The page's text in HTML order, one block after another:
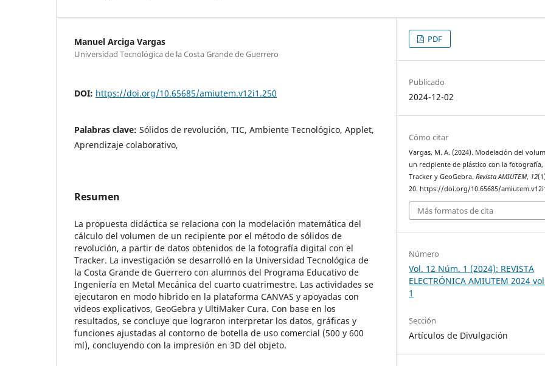
Manuel Arciga Vargas
Universidad Tecnológica de la Costa Grande de Guerrero
DOI: https://doi.org/10.65685/amiutem.v12i1.250
Palabras clave: Sólidos de revolución, TIC, Ambiente Tecnológico, Applet,
Aprendizaje colaborativo,
Resumen
La propuesta didáctica se relaciona con la modelación matemática del
cálculo del volumen de un recipiente por el método de sólidos de
revolución, a partir de datos obtenidos de la fotografía digital con el
Tracker. La investigación se desarrolló en la Universidad Tecnológica de
la Costa Grande de Guerrero con alumnos del Programa Educativo de
Ingeniería en Metal Mecánica del cuarto cuatrimestre. Las actividades se
ejecutaron en modo hibrido en la plataforma CANVAS y apoyadas con
videos explicativos, GeoGebra y UltiMaker Cura. Con base en los
resultados, se concluye que lograron interpretar los datos, gráficas y
funciones ajustadas al contorno de botella de uso comercial (500 y 600
ml), concluyendo con la impresión en 3D del objeto.
PDF
Publicado
2024-12-02
Cómo citar
Vargas, M. A. (2024). Modelación del
un recipiente de plástico con la fotografía,
Tracker y GeoGebra.Revista AMIUTEM, 12
20. https://doi.org/10.65685/
Más formatos de cita
Número
Vol. 12 Núm. 1 (2024): REVISTA
ELECTRÓNICA AMIUTEM 2024
1
Sección
Artículos de Divulgación